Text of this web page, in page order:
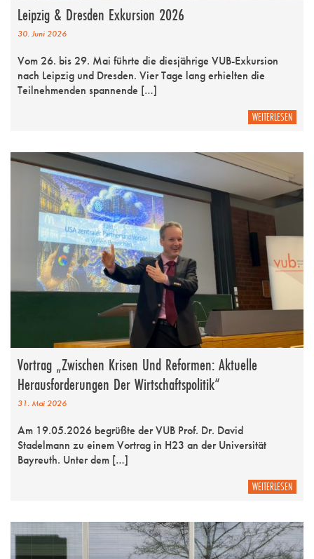
Leipzig & Dresden Exkursion 2026
30. Juni 2026
Vom 26. bis 29. Mai führte die diesjährige VUB-Exkursion
nach Leipzig und Dresden. Vier Tage lang erhielten die
Teilnehmenden spannende […]
WEITERLESEN
Vortrag „Zwischen Krisen Und Reformen: Aktuelle
Herausforderungen Der Wirtschaftspolitik“
31. Mai 2026
Am 19.05.2026 begrüßte der VUB Prof. Dr. David
Stadelmann zu einem Vortrag in H23 an der Universität
Bayreuth. Unter dem […]
WEITERLESEN